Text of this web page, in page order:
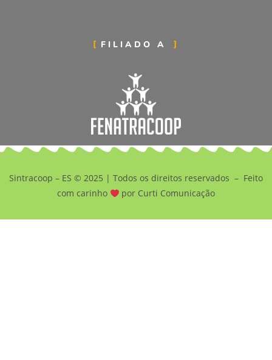
FILIADO A
Sintracoop – ES © 2025 | Todos os direitos reservados – Feito
com carinho
por Curti Comunicação